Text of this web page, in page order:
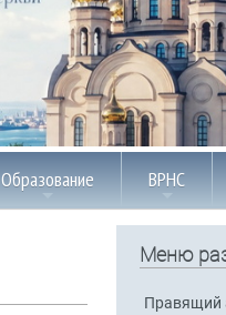
Образование ВРНС
Меню
Правящий